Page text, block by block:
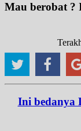
Mau berobat ?
Ini bedanya